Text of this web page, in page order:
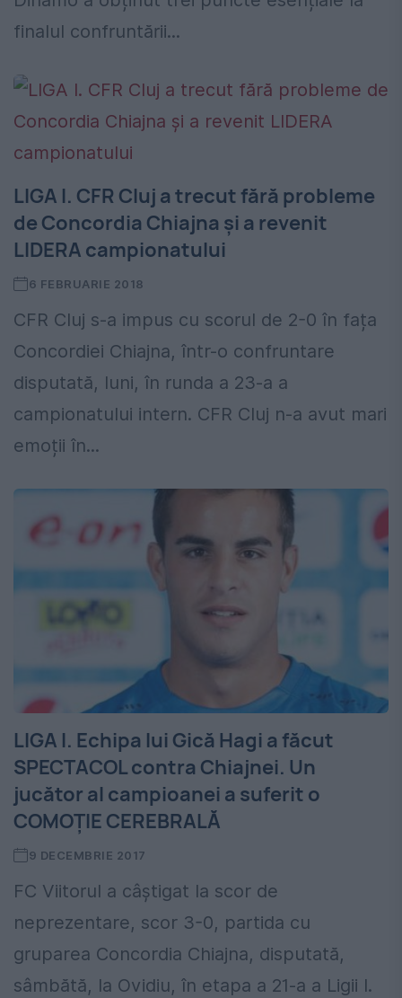
finalul confruntării...
LIGA I. CFR Cluj a trecut fără probleme
de Concordia Chiajna și a revenit
LIDERA campionatului
6 FEBRUARIE 2018
CFR Cluj s-a impus cu scorul de 2-0 în fața
Concordiei Chiajna, într-o confruntare
disputată, luni, în runda a 23-a a
campionatului intern. CFR Cluj n-a avut mari
emoții în...
LIGA I. Echipa lui Gică Hagi a făcut
SPECTACOL contra Chiajnei. Un
jucător al campioanei a suferit o
COMOȚIE CEREBRALĂ
9 DECEMBRIE 2017
FC Viitorul a câștigat la scor de
neprezentare, scor 3-0, partida cu
gruparea Concordia Chiajna, disputată,
sâmbătă, la Ovidiu, în etapa a 21-a a Ligii I.